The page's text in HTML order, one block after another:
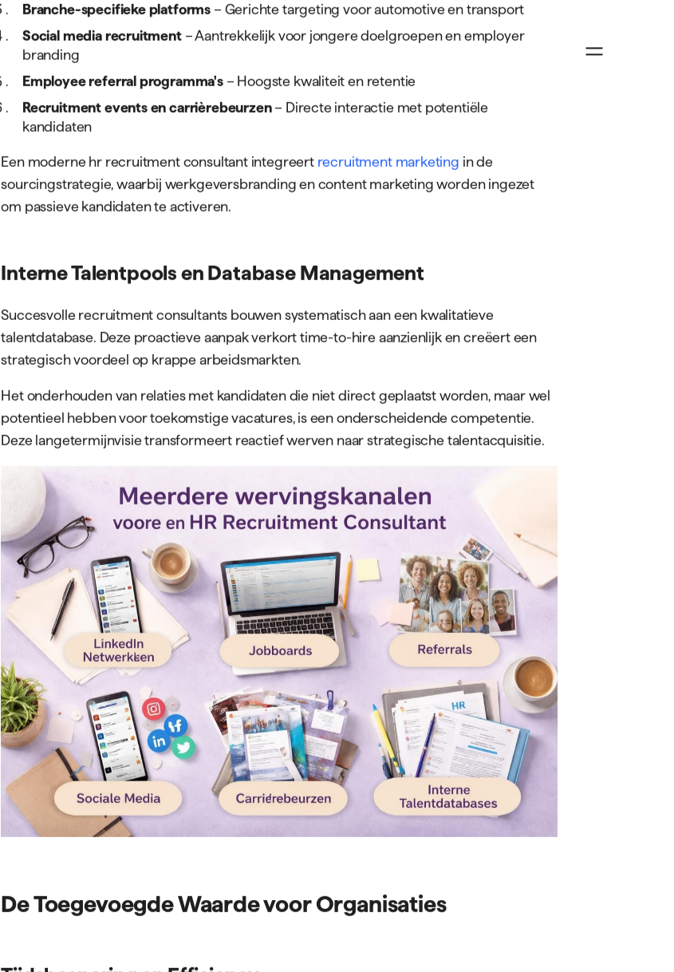
GRATIS BOEK
ONZE DIENSTEN
Interim Recruitment
Recruitment Marketing
Contentcreatie
Transport Logistiek Automotive
Zorg
Contact
Branche-specifieke platforms – Gerichte targeting voor automotive en transport
Social media recruitment– Aantrekkelijk voor jongere doelgroepen en employer
branding
Employee referral programma's– Hoogste kwaliteit en retentie
Recruitment events en carrièrebeurzen– Directe interactie met potentiële
kandidaten
Een moderne hr recruitment consultant integreert recruitment marketing in de
sourcingstrategie, waarbij werkgeversbranding en content marketing worden ingezet
om passieve kandidaten te activeren.
Interne Talentpools en Database Management
Succesvolle recruitment consultants bouwen systematisch aan een kwalitatieve
talentdatabase. Deze proactieve aanpak verkort time-to-hire aanzienlijk en creëert een
strategisch voordeel op krappe arbeidsmarkten.
Het onderhouden van relaties met kandidaten die niet direct geplaatst worden, maar wel
potentieel hebben voor toekomstige vacatures, is een onderscheidende competentie.
Deze langetermijnvisie transformeert reactief werven naar strategische talentacquisitie.
De Toegevoegde Waarde voor Organisaties